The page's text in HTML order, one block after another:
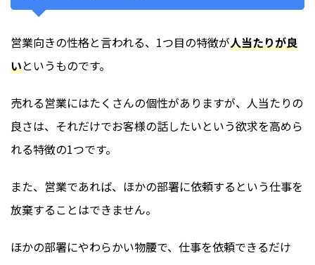
営業向きの性格と言われる、1つ目の特徴が人当たりが良
いというものです。
売れる営業にはたくさんの個性がありますが、人当たりの
良さは、それだけでお客様の話したいという欲求を高めら
れる特徴の1つです。
また、営業であれば、ほかの部署に依頼するという仕事を
放棄することはできません。
ほかの部署にやわらかい物腰で、仕事を依頼できるだけ